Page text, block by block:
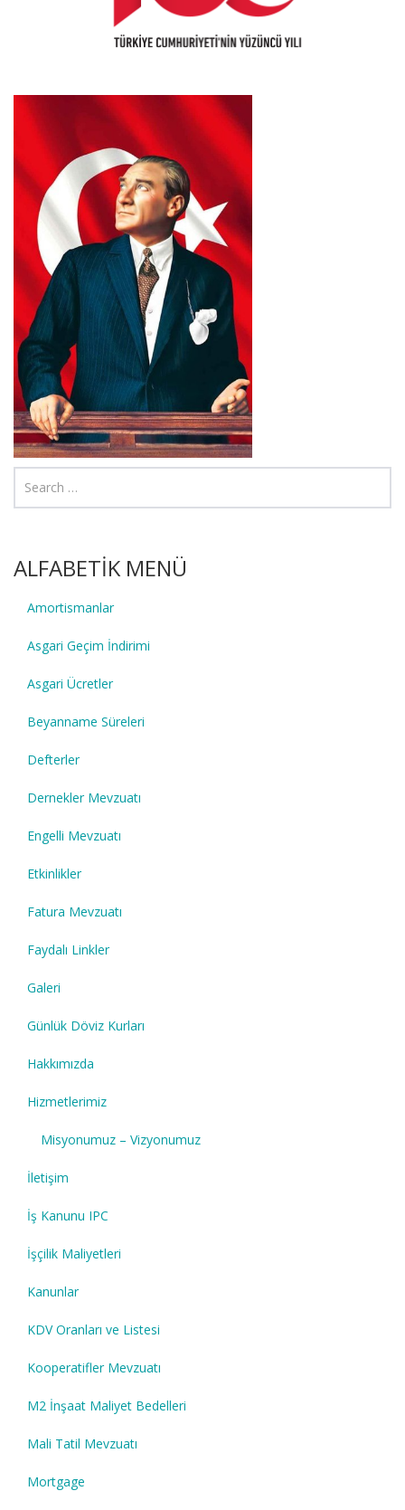
ALFABETİK MENÜ
Amortismanlar
Asgari Geçim İndirimi
Asgari Ücretler
Beyanname Süreleri
Defterler
Dernekler Mevzuatı
Engelli Mevzuatı
Etkinlikler
Fatura Mevzuatı
Faydalı Linkler
Galeri
Günlük Döviz Kurları
Hakkımızda
Hizmetlerimiz
Misyonumuz – Vizyonumuz
İletişim
İş Kanunu IPC
İşçilik Maliyetleri
Kanunlar
KDV Oranları ve Listesi
Kooperatifler Mevzuatı
M2 İnşaat Maliyet Bedelleri
Mali Tatil Mevzuatı
Mortgage